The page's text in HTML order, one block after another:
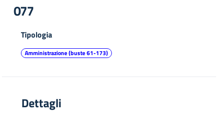
077
Tipologia
Amministrazione (buste 61-173)
Dettagli